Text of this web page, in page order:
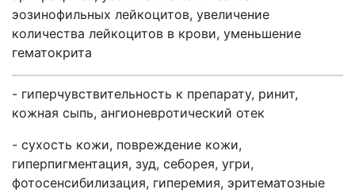
эозинофильных лейкоцитов, увеличение
количества лейкоцитов в крови, уменьшение
гематокрита
- гиперчувствительность к препарату, ринит,
кожная сыпь, ангионевротический отек
- сухость кожи, повреждение кожи,
гиперпигментация, зуд, себорея, угри,
фотосенсибилизация, гиперемия, эритематозные